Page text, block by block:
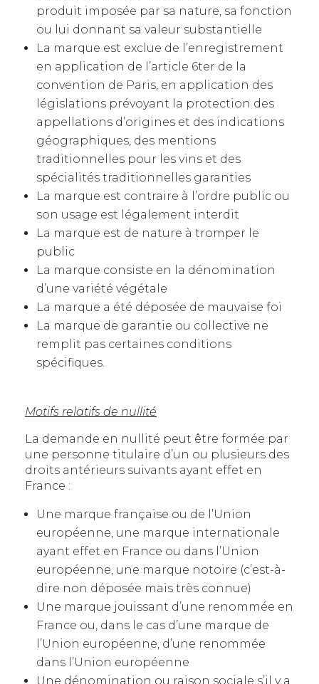
produit imposée par sa nature, sa fonction
ou lui donnant sa valeur substantielle
La marque est exclue de l’enregistrement
en application de l’article 6ter de la
convention de Paris, en application des
législations prévoyant la protection des
appellations d’origines et des indications
géographiques, des mentions
traditionnelles pour les vins et des
spécialités traditionnelles garanties
La marque est contraire à l’ordre public ou
son usage est légalement interdit
La marque est de nature à tromper le
public
La marque consiste en la dénomination
d’une variété végétale
La marque a été déposée de mauvaise foi
La marque de garantie ou collective ne
remplit pas certaines conditions
spécifiques.
Motifs relatifs de nullité
La demande en nullité peut être formée par
une personne titulaire d’un ou plusieurs des
droits antérieurs suivants ayant effet en
France :
Une marque française ou de l’Union
européenne, une marque internationale
ayant effet en France ou dans l’Union
européenne, une marque notoire (c’est-à-
dire non déposée mais très connue)
Une marque jouissant d’une renommée en
France ou, dans le cas d’une marque de
l’Union européenne, d’une renommée
dans l’Union européenne
Une dénomination ou raison sociale s’il y a